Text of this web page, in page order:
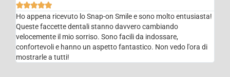

Ho appena ricevuto lo Snap-on Smile e sono molto entusiasta!
Queste faccette dentali stanno davvero cambiando
velocemente il mio sorriso. Sono facili da indossare,
confortevoli e hanno un aspetto fantastico. Non vedo l'ora di
mostrarle a tutti!